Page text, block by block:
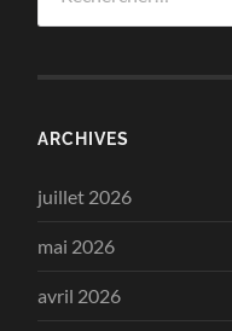
ARCHIVES
juillet 2026
mai 2026
avril 2026